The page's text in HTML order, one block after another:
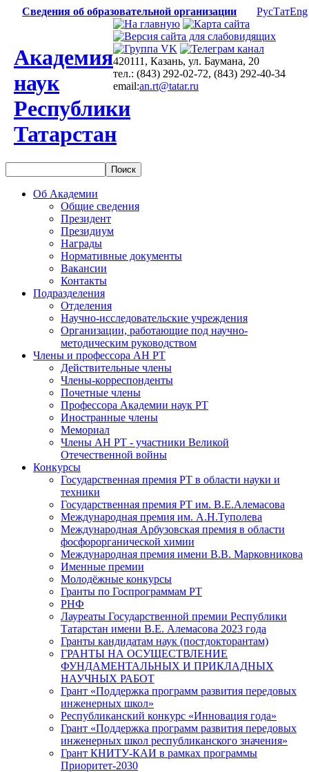
Сведения об образовательной организации РусТатEng
Академия
наук
Республики
Татарстан
420111, Казань, ул. Баумана, 20
тел.: (843) 292-02-72, (843) 292-40-34
email:an.rt@tatar.ru
Об Академии
Общие сведения
Президент
Президиум
Награды
Нормативные документы
Вакансии
Контакты
Подразделения
Отделения
Научно-исследовательские учреждения
Организации, работающие под научно-
методическим руководством
Члены и профессора АН РТ
Действительные члены
Члены-корреспонденты
Почетные члены
Профессора Академии наук РТ
Иностранные члены
Мемориал
Члены АН РТ - участники Великой
Отечественной войны
Конкурсы
Государственная премия РТ в области науки и
техники
Государственная премия РТ им. В.Е.Алемасова
Международная премия им. А.Н.Туполева
Международная Арбузовская премия в области
фосфорорганической химии
Международная премия имени В.В. Марковникова
Именные премии
Молодёжные конкурсы
Гранты по Госпрограммам РТ
РНФ
Лауреаты Государственной премии Республики
Татарстан имени В.Е. Алемасова 2023 года
Гранты кандидатам наук (постдокторантам)
ГРАНТЫ НА ОСУЩЕСТВЛЕНИЕ
ФУНДАМЕНТАЛЬНЫХ И ПРИКЛАДНЫХ
НАУЧНЫХ РАБОТ
Грант «Поддержка программ развития передовых
инженерных школ»
Республиканский конкурс «Инновация года»
Грант «Поддержка программ развития передовых
инженерных школ республиканского значения»
Грант КНИТУ-КАИ в рамках программы
Приоритет-2030